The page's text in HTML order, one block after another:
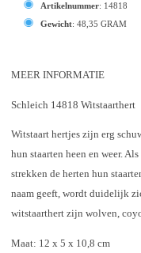
Artikelnummer: 14818
Gewicht: 48,35 GRAM
MEER INFORMATIE
Schleich 14818 Witstaarthert
Witstaart hertjes zijn erg
hun staarten heen en weer.
strekken de herten hun
naam geeft, wordt duidelijk
witstaarthert zijn wolven,
Maat: 12 x 5 x 10,8 cm